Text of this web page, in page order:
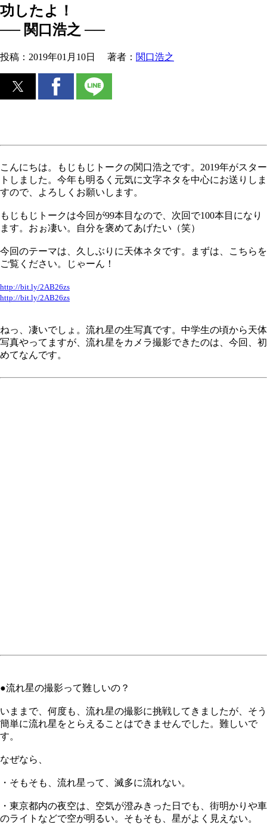
功したよ！
── 関口浩之 ──
投稿： 2019年01月10日 著者： 関口浩之
こんにちは。もじもじトークの関口浩之です。2019年がスター
トしました。今年も明るく元気に文字ネタを中心にお送りしま
すので、よろしくお願いします。
もじもじトークは今回が99本目なので、次回で100本目になり
ます。おぉ凄い。自分を褒めてあげたい（笑）
今回のテーマは、久しぶりに天体ネタです。まずは、こちらを
ご覧ください。じゃーん！
http://bit.ly/2AB26zs
http://bit.ly/2AB26zs
ねっ、凄いでしょ。流れ星の生写真です。中学生の頃から天体
写真やってますが、流れ星をカメラ撮影できたのは、今回、初
めてなんです。
●流れ星の撮影って難しいの？
いままで、何度も、流れ星の撮影に挑戦してきましたが、そう
簡単に流れ星をとらえることはできませんでした。難しいで
す。
なぜなら、
・そもそも、流れ星って、滅多に流れない。
・東京都内の夜空は、空気が澄みきった日でも、街明かりや車
のライトなどで空が明るい。そもそも、星がよく見えない。